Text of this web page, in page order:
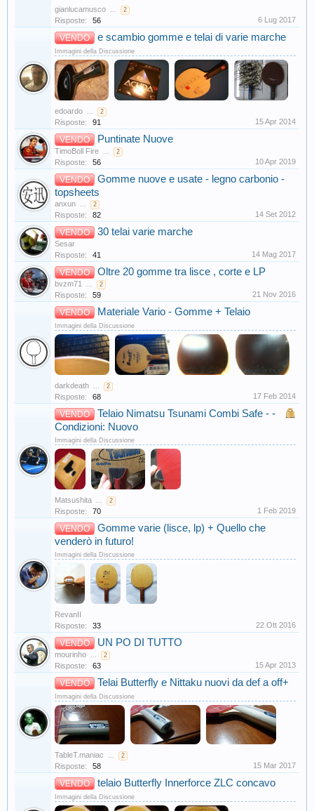
gianlucamusco ... 2
Risposte: 56 6 Lug 2017
VENDO e scambio gomme e telai di varie marche
Immagini della Discussione
edoardo ... 2
Risposte: 91 15 Apr 2014
VENDO Puntinate Nuove
TimoBoll Fire ... 2
Risposte: 56 10 Apr 2019
VENDO
Gomme nuove e usate - legno carbonio -
topsheets
anxun ... 2
Risposte: 82 14 Set 2012
VENDO 30 telai varie marche
Sesar
Risposte:
41 14 Mag 2017
VENDO Oltre 20 gomme tra lisce , corte e LP
bvzm71 ... 2
Risposte: 59 21 Nov 2016
VENDO Materiale Vario - Gomme + Telaio
Immagini della Discussione
darkdeath ... 2
Risposte: 68 17 Feb 2014
VENDO
Telaio Nimatsu Tsunami Combi Safe - -
Condizioni: Nuovo
Immagini della Discussione
Matsushita ... 2
Risposte: 70 1 Feb 2019
VENDO
Gomme varie (lisce, lp) + Quello che
venderò in futuro!
Immagini della Discussione
RevanII
Risposte:
33 22 Ott 2016
VENDO UN PO DI TUTTO
mourinho ... 2
Risposte: 63 15 Apr 2013
VENDO Telai Butterfly e Nittaku nuovi da def a off+
Immagini della Discussione
TableT.maniac ... 2
Risposte: 58 15 Mar 2017
VENDO telaio Butterfly Innerforce ZLC concavo
Immagini della Discussione